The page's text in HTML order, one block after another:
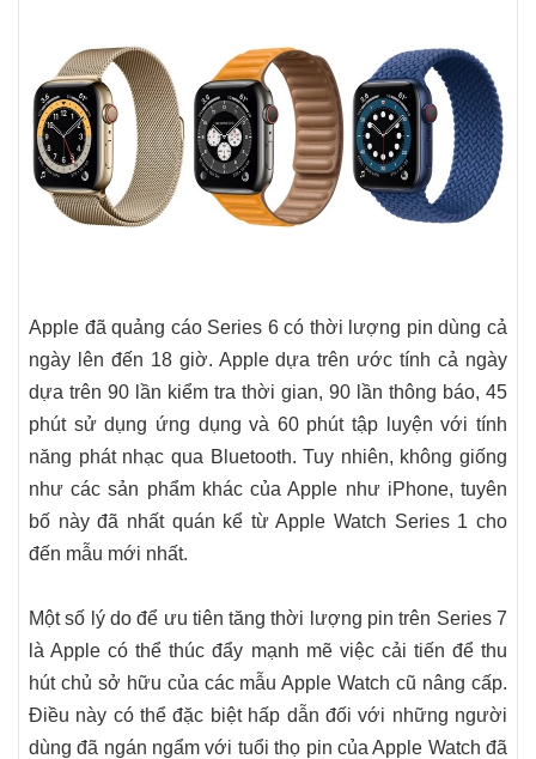
Apple đã quảng cáo Series 6 có thời lượng pin dùng cả
ngày lên đến 18 giờ. Apple dựa trên ước tính cả ngày
dựa trên 90 lần kiểm tra thời gian, 90 lần thông báo, 45
phút sử dụng ứng dụng và 60 phút tập luyện với tính
năng phát nhạc qua Bluetooth. Tuy nhiên, không giống
như các sản phẩm khác của Apple như iPhone, tuyên
bố này đã nhất quán kể từ Apple Watch Series 1 cho
đến mẫu mới nhất.
Một số lý do để ưu tiên tăng thời lượng pin trên Series 7
là Apple có thể thúc đẩy mạnh mẽ việc cải tiến để thu
hút chủ sở hữu của các mẫu Apple Watch cũ nâng cấp.
Điều này có thể đặc biệt hấp dẫn đối với những người
dùng đã ngán ngẩm với tuổi thọ pin của Apple Watch đã